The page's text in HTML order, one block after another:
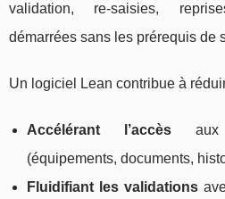
validation, re-saisies,
démarrées sans les prérequis de
Un logiciel Lean contribue à
Accélérant l’accès aux
(équipements, documents,
Fluidifiant les validations